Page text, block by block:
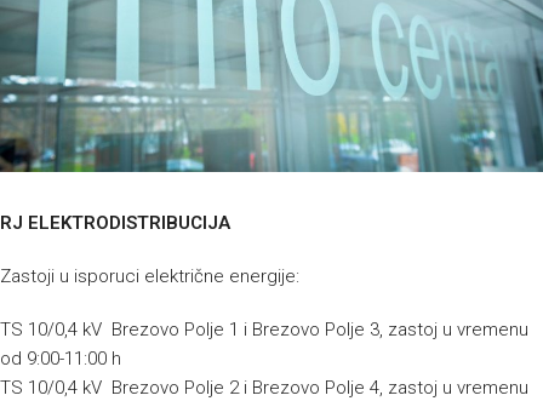
RJ ELEKTRODISTRIBUCIJA
Zastoji u isporuci električne energije:
TS 10/0,4 kV Brezovo Polje 1 i Brezovo Polje 3, zastoj u vremenu
od 9:00-11:00 h
TS 10/0,4 kV Brezovo Polje 2 i Brezovo Polje 4, zastoj u vremenu